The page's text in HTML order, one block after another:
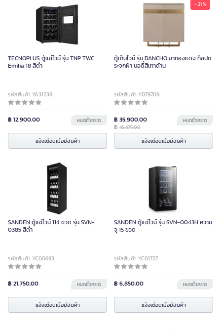
TECNOPLUS ตู้แช่ไวน์ รุ่น TNP TWC
Emilia 18 สีดำ
รหัสสินค้า YA31238
฿ 12,900.00 หมดชั่วคราว
แจ้งเตือนเมื่อมีสินค้า
- 21 %
ตู้เก็บไวน์ รุ่น DANCHO ขาทองแดง ท็อปก
ระจกฝ้า บอดี้สีเทาด้าน
รหัสสินค้า Y079709
฿ 35,900.00
฿ 45,475.00
หมดชั่วคราว
แจ้งเตือนเมื่อมีสินค้า
SANDEN ตู้แช่ไวน์ 114 ขวด รุ่น SVN-
0385 สีดำ
รหัสสินค้า YC00693
฿ 21,750.00 หมดชั่วคราว
แจ้งเตือนเมื่อมีสินค้า
SANDEN ตู้แช่ไวน์ รุ่น SVN-0043H ความ
จุ 15 ขวด
รหัสสินค้า YC01727
฿ 6,850.00 หมดชั่วคราว
แจ้งเตือนเมื่อมีสินค้า